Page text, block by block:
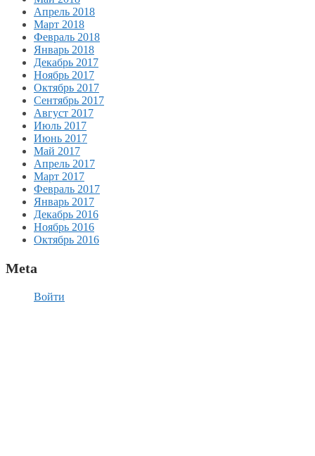
Апрель 2018
Март 2018
Февраль 2018
Январь 2018
Декабрь 2017
Ноябрь 2017
Октябрь 2017
Сентябрь 2017
Август 2017
Июль 2017
Июнь 2017
Май 2017
Апрель 2017
Март 2017
Февраль 2017
Январь 2017
Декабрь 2016
Ноябрь 2016
Октябрь 2016
Meta
Войти